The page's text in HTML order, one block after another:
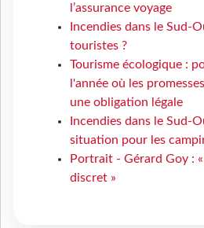
l’assurance voyage
Incendies dans le Sud-
touristes ?
Tourisme écologique :
l'année où les
une obligation légale
Incendies dans le Sud-
situation pour les
Portrait - Gérard Goy :
discret »